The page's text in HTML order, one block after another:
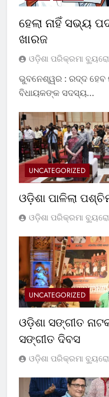
ହେଲା ନାହିଁ ସଭ୍ୟ
ଖାରଜ
ଓଡ଼ିଶା ପରିକ୍ରମା ବ୍ୟୁରୋ
ଭୁବନେଶ୍ୱର : ରଦ୍ଦ ହେବ
ବିଧାୟକଙ୍କ ସଦସ୍ୟ…
UNCATEGORIZED
ଓଡ଼ିଶା ପାଳିଲା
ଓଡ଼ିଶା ପରିକ୍ରମା ବ୍ୟୁରୋ
UNCATEGORIZED
ଓଡ଼ିଶା ସଙ୍ଗୀତ
ସଙ୍ଗୀତ ଦିବସ
ଓଡ଼ିଶା ପରିକ୍ରମା ବ୍ୟୁରୋ